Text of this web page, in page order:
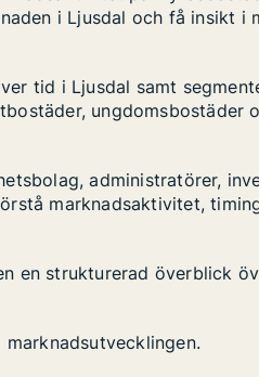
i Ljusdal och få insikt i
tid i Ljusdal samt
ungdomsbostäder
administratörer,
marknadsaktivitet,
en strukturerad överblick